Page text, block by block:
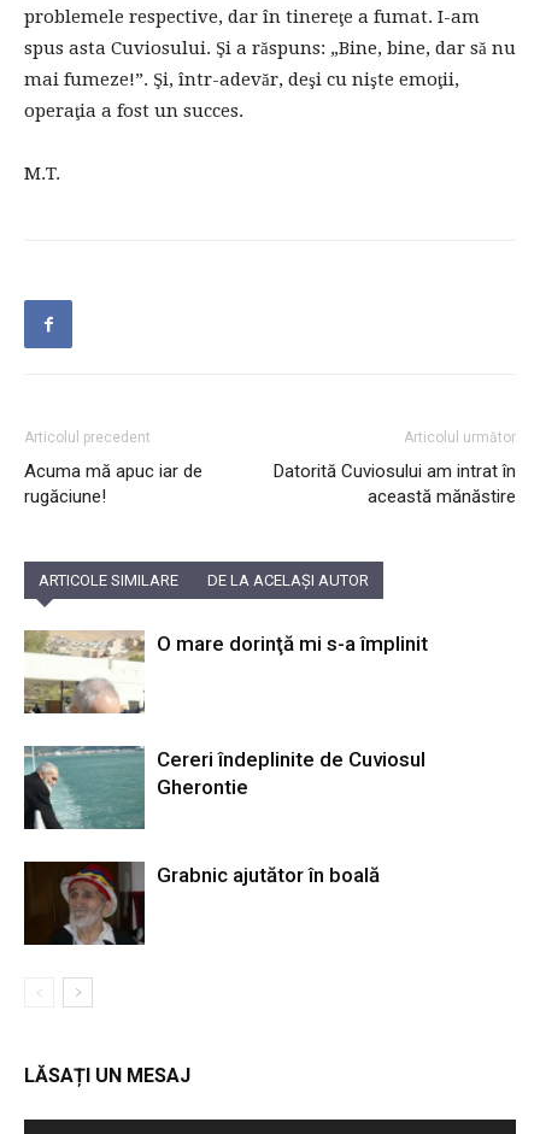
problemele respective, dar în tinereţe a fumat. I-am
spus asta Cuviosului. Şi a răspuns: „Bine, bine, dar să nu
mai fumeze!”. Şi, într-adevăr, deşi cu nişte emoţii,
operaţia a fost un succes.
M.T.
Articolul precedent
Acuma mă apuc iar de
rugăciune!
Articolul următor
Datorită Cuviosului am intrat în
această mănăstire
ARTICOLE SIMILARE DE LA ACELAȘI AUTOR
O mare dorinţă mi s-a împlinit
Cereri îndeplinite de Cuviosul
Gherontie
Grabnic ajutător în boală
LĂSAȚI UN MESAJ